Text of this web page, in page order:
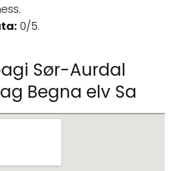
0/5.
Sør-Aurdal
Begna elv Sa